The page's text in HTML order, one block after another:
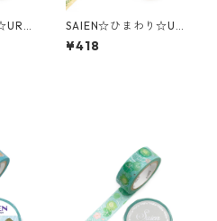
SAIEN☆ひまわり☆UR
-3301☆金箔☆マスキ
ングテープ
¥418